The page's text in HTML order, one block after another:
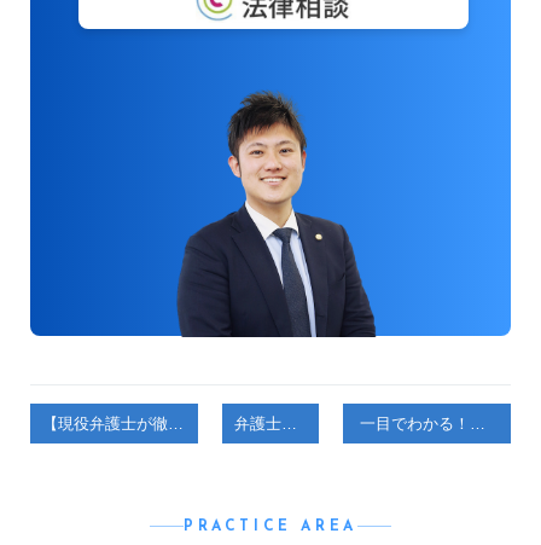
【現役弁護士が徹底解説！】 相手からの不当な慰謝料要求に立ち向かう方法 弁護士コラム 一目でわかる！民事事件と刑事事件の違いを弁護士が解説します！
PRACTICE AREA